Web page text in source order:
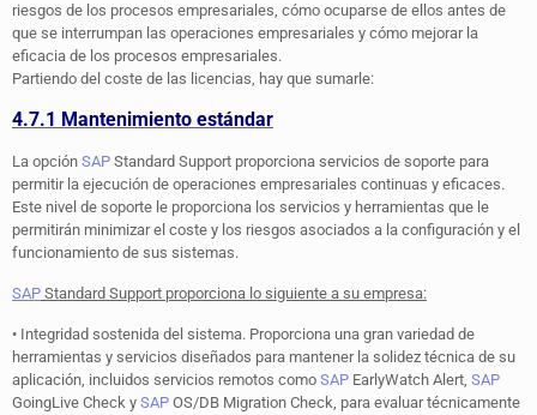
riesgos de los procesos empresariales, cómo ocuparse de ellos antes de
que se interrumpan las operaciones empresariales y cómo mejorar la
eficacia de los procesos empresariales.
Partiendo del coste de las licencias, hay que sumarle:
4.7.1 Mantenimiento estándar
La opción SAP Standard Support proporciona servicios de soporte para
permitir la ejecución de operaciones empresariales continuas y eficaces.
Este nivel de soporte le proporciona los servicios y herramientas que le
permitirán minimizar el coste y los riesgos asociados a la configuración y el
funcionamiento de sus sistemas.
SAP Standard Support proporciona lo siguiente a su empresa:
• Integridad sostenida del sistema. Proporciona una gran variedad de
herramientas y servicios diseñados para mantener la solidez técnica de su
aplicación, incluidos servicios remotos como SAP EarlyWatch Alert, SAP
GoingLive Check y SAP OS/DB Migration Check, para evaluar técnicamente